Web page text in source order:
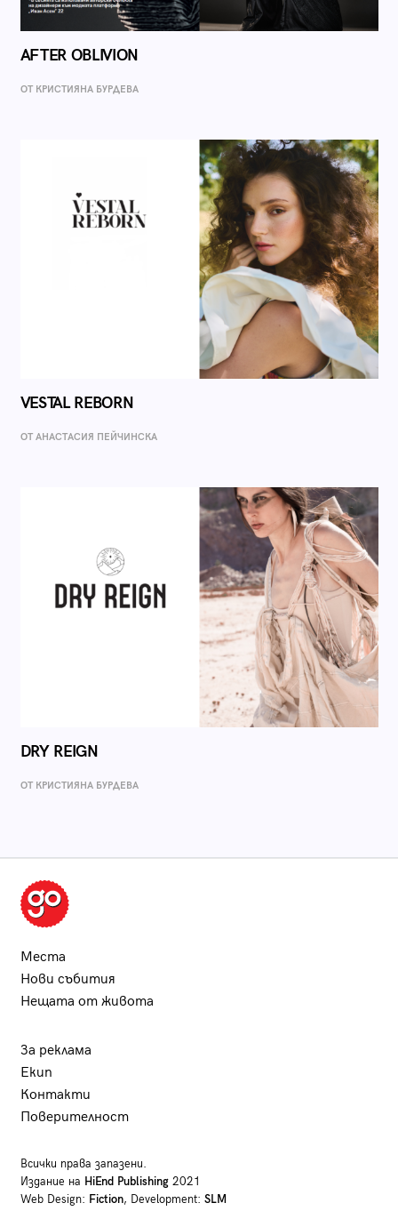
AFTER OBLIVION
ОТ КРИСТИЯНА БУРДЕВА
VESTAL REBORN
ОТ AНАСТАСИЯ ПЕЙЧИНСКА
DRY REIGN
ОТ КРИСТИЯНА БУРДЕВА
Места
Нови събития
Нещата от живота
За реклама
Екип
Контакти
Поверителност
Всички права запазени.
Издание на HiEnd Publishing2021
Web Design: Fiction, Development: SLM